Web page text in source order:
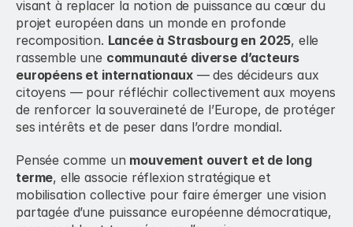
visant à replacer la notion de puissance au cœur du
projet européen dans un monde en profonde
recomposition. Lancée à Strasbourg en 2025, elle
rassemble une communauté diverse d’acteurs
européens et internationaux — des décideurs aux
citoyens — pour réfléchir collectivement aux moyens
de renforcer la souveraineté de l’Europe, de protéger
ses intérêts et de peser dans l’ordre mondial.
Pensée comme un mouvement ouvert et de long
terme, elle associe réflexion stratégique et
mobilisation collective pour faire émerger une vision
partagée d’une puissance européenne démocratique,